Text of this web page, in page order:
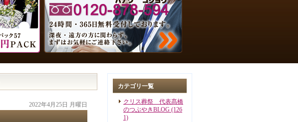
2022年4月25日 月曜日
カテゴリ一覧
クリス葬祭 代表髙橋
のつぶやきBLOG (126
1)